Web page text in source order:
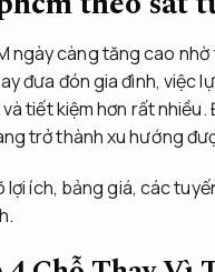
ngày càng tăng cao
đưa đón gia đình, việc
tiết kiệm hơn rất
trở thành xu hướng
ích, bảng giá, các